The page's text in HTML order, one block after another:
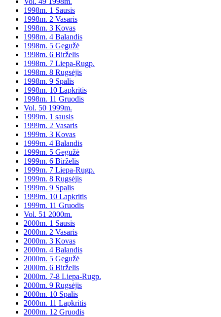
1998m. 1 Sausis
1998m. 2 Vasaris
1998m. 3 Kovas
1998m. 4 Balandis
1998m. 5 Gegužė
1998m. 6 Birželis
1998m. 7 Liepa-Rugp.
1998m. 8 Rugsėjis
1998m. 9 Spalis
1998m. 10 Lapkritis
1998m. 11 Gruodis
Vol. 50 1999m.
1999m. 1 sausis
1999m. 2 Vasaris
1999m. 3 Kovas
1999m. 4 Balandis
1999m. 5 Gegužė
1999m. 6 Birželis
1999m. 7 Liepa-Rugp.
1999m. 8 Rugsėjis
1999m. 9 Spalis
1999m. 10 Lapkritis
1999m. 11 Gruodis
Vol. 51 2000m.
2000m. 1 Sausis
2000m. 2 Vasaris
2000m. 3 Kovas
2000m. 4 Balandis
2000m. 5 Gegužė
2000m. 6 Birželis
2000m. 7-8 Liepa-Rugp.
2000m. 9 Rugsėjis
2000m. 10 Spalis
2000m. 11 Lapkritis
2000m. 12 Gruodis